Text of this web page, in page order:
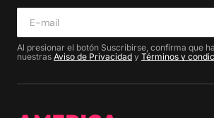
Al presionar el botón Suscribirse, confirma que
nuestras Aviso de Privacidad y Términos y